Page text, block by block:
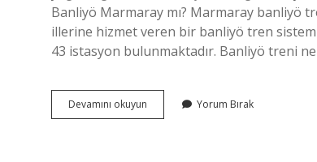
Banliyö Marmaray mı? Marmaray banliyö
illerine hizmet veren bir banliyö tren
43 istasyon bulunmaktadır. Banliyö treni
Devamını okuyun
Ulaşım
Yorum Bırak